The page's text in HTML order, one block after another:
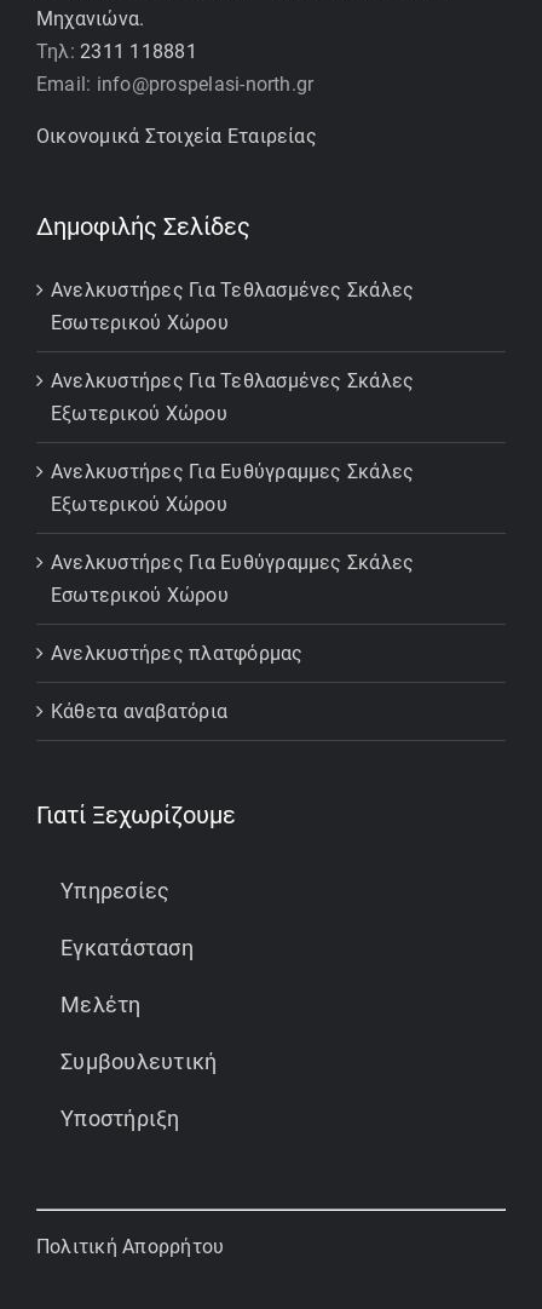
Μηχανιώνα.
Τηλ: 2311 118881
Email: info@prospelasi-north.gr
Οικονομικά Στοιχεία Εταιρείας
Δημοφιλής Σελίδες
Ανελκυστήρες Για Τεθλασμένες Σκάλες
Εσωτερικού Χώρου
Ανελκυστήρες Για Τεθλασμένες Σκάλες
Εξωτερικού Χώρου
Ανελκυστήρες Για Ευθύγραμμες Σκάλες
Εξωτερικού Χώρου
Ανελκυστήρες Για Ευθύγραμμες Σκάλες
Εσωτερικού Χώρου
Ανελκυστήρες πλατφόρμας
Κάθετα αναβατόρια
Γιατί Ξεχωρίζουμε
Υπηρεσίες
Εγκατάσταση
Μελέτη
Συμβουλευτική
Υποστήριξη
Πολιτική Απορρήτου